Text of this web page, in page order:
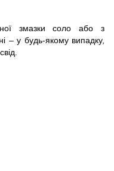
змазки соло або з
– у будь-якому випадку,